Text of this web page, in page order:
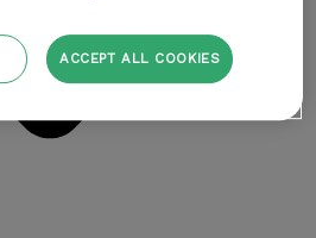
ACCEPT ALL COOKIES